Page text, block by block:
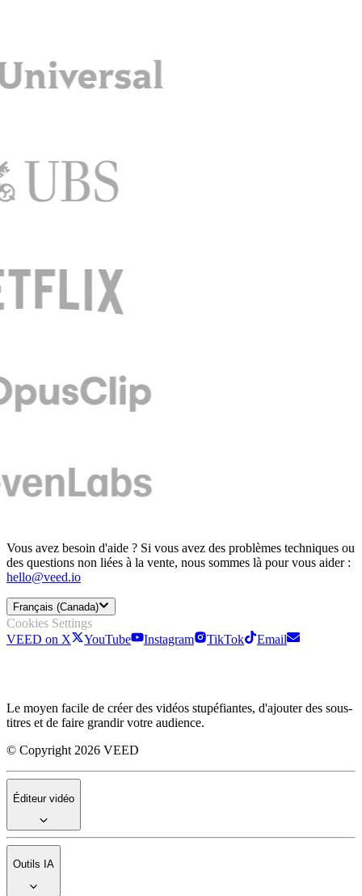
Vous avez besoin d'aide ? Si vous avez des problèmes techniques ou
des questions non liées à la vente, nous sommes là pour vous aider :
hello@veed.io
Français (Canada)
Cookies Settings
VEED on X
YouTube Instagram TikTok Email
Le moyen facile de créer des vidéos stupéfiantes, d'ajouter des sous-
titres et de faire grandir votre audience.
© Copyright 2026 VEED
Éditeur vidéo
Outils IA